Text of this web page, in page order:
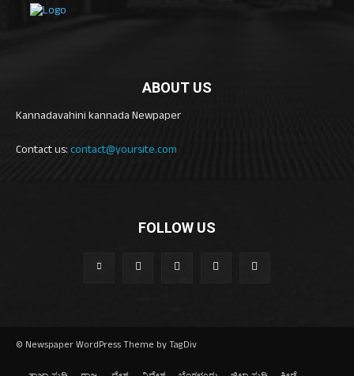
ABOUT US
Kannadavahini kannada Newpaper
Contact us:contact@yoursite.com
FOLLOW US
© Newspaper WordPress Theme by TagDiv